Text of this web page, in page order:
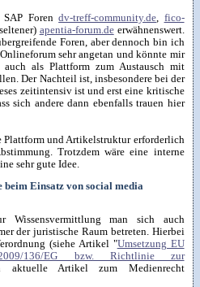
SAP Forendv-treff-community.de, fico-
apentia-forum.deerwähnenswert.
Foren, aber dennoch bin ich
sehr angetan und könnte mir
als Plattform zum Austausch mit
Der Nachteil ist, insbesondere bei der
zeitintensiv ist und erst eine kritische
sich andere dann ebenfalls trauen hier
Plattform und Artikelstruktur erforderlich
Trotzdem wäre eine interne
sehr gute Idee.
beim Einsatz von social media
Wissensvermittlung man sich auch
der juristische Raum betreten. Hierbei
(siehe Artikel "Umsetzung EU
136/EG bzw. Richtlinie zur
Artikel zum Medienrecht